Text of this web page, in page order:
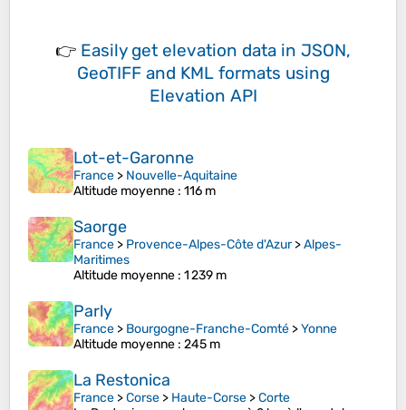
👉 Easily get elevation data in JSON,
GeoTIFF and KML formats using
Elevation API
Lot-et-Garonne
France > Nouvelle-Aquitaine
Altitude moyenne : 116 m
Saorge
France > Provence-Alpes-Côte d'Azur>Alpes-
Maritimes
Altitude moyenne : 1 239 m
Parly
France > Bourgogne-Franche-Comté >Yonne
Altitude moyenne : 245 m
La Restonica
France >Corse > Haute-Corse >Corte